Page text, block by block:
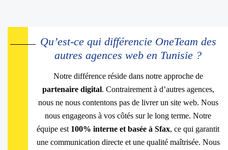
Qu’est-ce qui différencie OneTeam des
autres agences web en Tunisie ?
Notre différence réside dans notre approche de
partenaire digital. Contrairement à d’autres agences,
nous ne nous contentons pas de livrer un site web. Nous
nous engageons à vos côtés sur le long terme. Notre
équipe est 100% interne et basée à Sfax, ce qui garantit
une communication directe et une qualité maîtrisée. Nous